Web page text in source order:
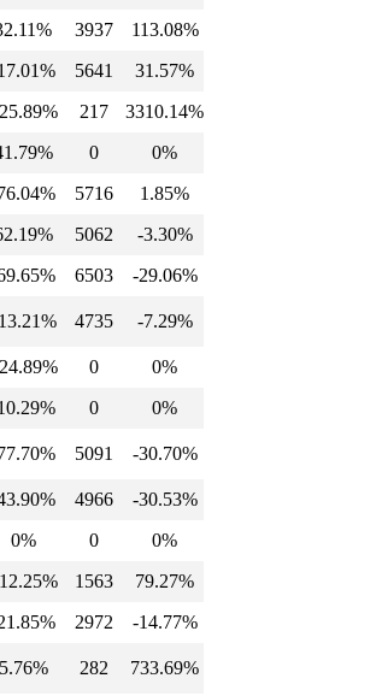
3937
113.08%
5641
31.57%
217
3310.14%
0
0%
5716
1.85%
5062
-3.30%
6503 -29.06%
4735 -7.29%
0
0%
0 0%
5091 -30.70%
4966
-30.53%
0% 0
0%
1563
79.27%
2972 -14.77%
5.76% 282 733.69%